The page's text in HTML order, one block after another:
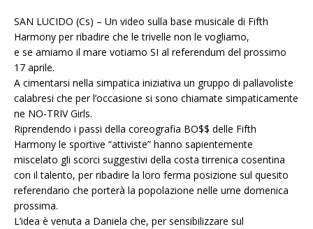
SAN LUCIDO (Cs) – Un video sulla base musicale di Fifth
Harmony per ribadire che le trivelle non le vogliamo,
e se amiamo il mare votiamo SI al referendum del prossimo
17 aprile.
A cimentarsi nella simpatica iniziativa un gruppo di pallavoliste
calabresi che per l’occasione si sono chiamate simpaticamente
ne NO-TRIV Girls.
Riprendendo i passi della coreografia BO$$ delle Fifth
Harmony le sportive “attiviste” hanno sapientemente
miscelato gli scorci suggestivi della costa tirrenica cosentina
con il talento, per ribadire la loro ferma posizione sul quesito
referendario che porterà la popolazione nelle urne domenica
prossima.
L’idea è venuta a Daniela che, per sensibilizzare sul